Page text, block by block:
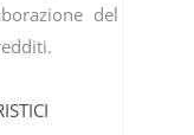
del